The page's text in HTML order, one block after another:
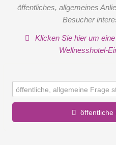
öffentliches, allgemeines
Besucher
Klicken Sie hier um
Wellnesshotel-
öffentliche